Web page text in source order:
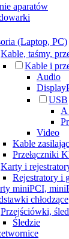
aparatów
(Laptop, PC)
Kable, taśmy,
Kable i
Audio
USB
A
Video
Kable
Przełączniki
Karty i
Rejestratory i
miniPCI,
chłodzące
Przejściówki,
Śledzie